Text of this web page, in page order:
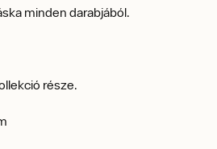
minden darabjából.
része.